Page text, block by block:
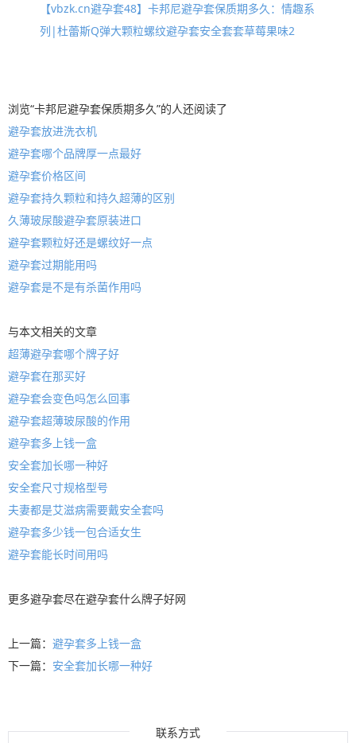
【vbzk.cn避孕套48】卡邦尼避孕套保质期多久：情趣系
列|杜蕾斯Q弹大颗粒螺纹避孕套安全套套草莓果味2
浏览“卡邦尼避孕套保质期多久”的人还阅读了
避孕套放进洗衣机
避孕套哪个品牌厚一点最好
避孕套价格区间
避孕套持久颗粒和持久超薄的区别
久薄玻尿酸避孕套原装进口
避孕套颗粒好还是螺纹好一点
避孕套过期能用吗
避孕套是不是有杀菌作用吗
与本文相关的文章
超薄避孕套哪个牌子好
避孕套在那买好
避孕套会变色吗怎么回事
避孕套超薄玻尿酸的作用
避孕套多上钱一盒
安全套加长哪一种好
安全套尺寸规格型号
夫妻都是艾滋病需要戴安全套吗
避孕套多少钱一包合适女生
避孕套能长时间用吗
更多避孕套尽在避孕套什么牌子好网
上一篇： 避孕套多上钱一盒
下一篇： 安全套加长哪一种好
联系方式